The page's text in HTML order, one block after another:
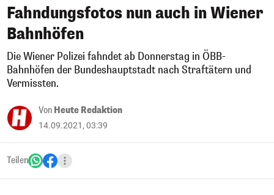
Fahndungsfotos nun auch in Wiener
Bahnhöfen
Die Wiener Polizei fahndet ab Donnerstag in ÖBB-
Bahnhöfen der Bundeshauptstadt nach Straftätern und
Vermissten.
Von Heute Redaktion
14.09.2021, 03:39
Teilen